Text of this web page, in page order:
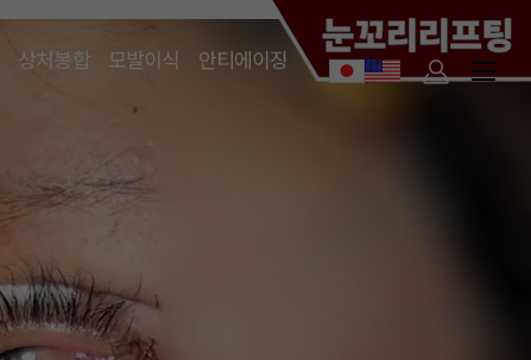
상처봉합 모발이식
안티에이징